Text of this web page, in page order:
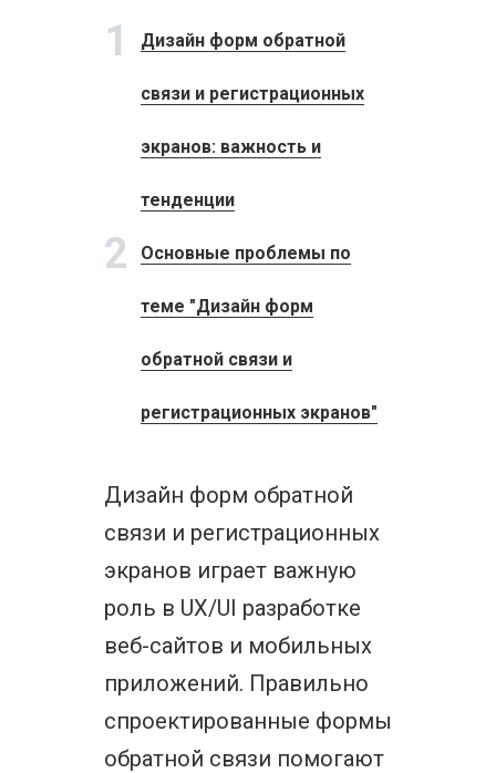
1 Дизайн форм обратной
связи и регистрационных
экранов: важность и
тенденции
2 Основные проблемы по
теме "Дизайн форм
обратной связи и
регистрационных экранов"
Дизайн форм обратной
связи и регистрационных
экранов играет важную
роль в UX/UI разработке
веб-сайтов и мобильных
приложений. Правильно
спроектированные формы
обратной связи помогают